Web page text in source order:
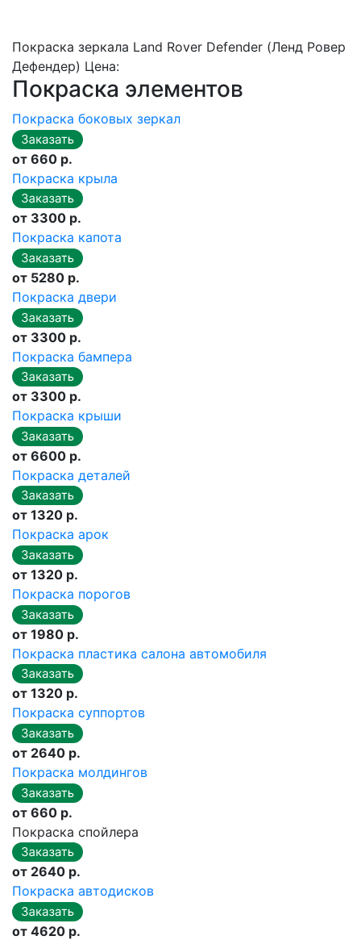
Покраска зеркала Land Rover Defender (Ленд Ровер
Дефендер) Цена:
Покраска элементов
Покраска боковых зеркал
от 660 р.
Покраска крыла
от 3300 р.
Покраска капота
от 5280 р.
Покраска двери
от 3300 р.
Покраска бампера
от 3300 р.
Покраска крыши
от 6600 р.
Покраска деталей
от 1320 р.
Покраска арок
от 1320 р.
Покраска порогов
от 1980 р.
Покраска пластика салона автомобиля
от 1320 р.
Покраска суппортов
от 2640 р.
Покраска молдингов
от 660 р.
Покраска спойлера
от 2640 р.
Покраска автодисков
от 4620 р.